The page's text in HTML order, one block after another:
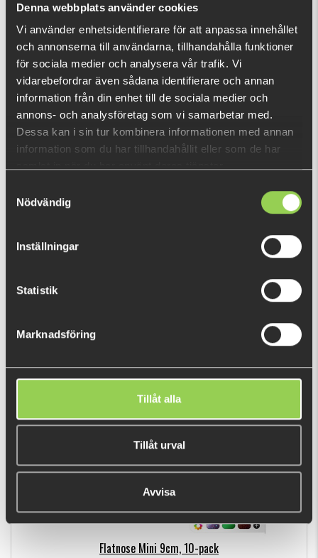
Denna webbplats använder cookies
Vi använder enhetsidentifierare för att anpassa innehållet
och annonserna till användarna, tillhandahålla funktioner
för sociala medier och analysera vår trafik. Vi
vidarebefordrar även sådana identifierare och annan
information från din enhet till de sociala medier och
annons- och analysföretag som vi samarbetar med.
Dessa kan i sin tur kombinera informationen med annan
information som du har tillhandahållit eller som de har
Nödvändig
Inställningar
Statistik
Marknadsföring
Tillåt alla
Tillåt urval
Avvisa
RECENTLY VIEWED PRODUCTS
BESTSELLERS
Flatnose Mini 9cm, 10-pack